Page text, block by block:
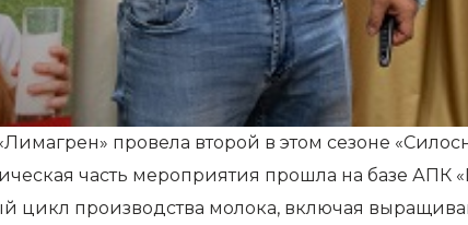
провела второй в этом сезоне
часть мероприятия прошла на базе
цикл производства молока, включая